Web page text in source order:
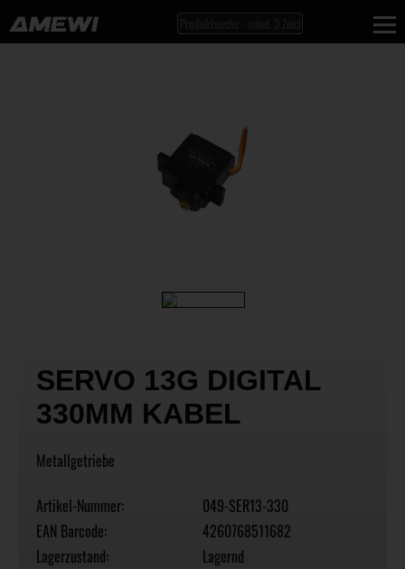
SERVO 13G DIGITAL
330MM KABEL
Metallgetriebe
Artikel-Nummer:
049-SER13-330
EAN Barcode:
4260768511682
Lagerzustand:
Lagernd